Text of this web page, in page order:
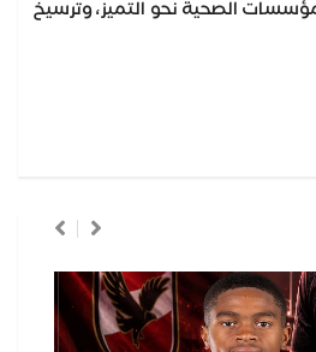
الصحية نحو التميز، وترسيخ